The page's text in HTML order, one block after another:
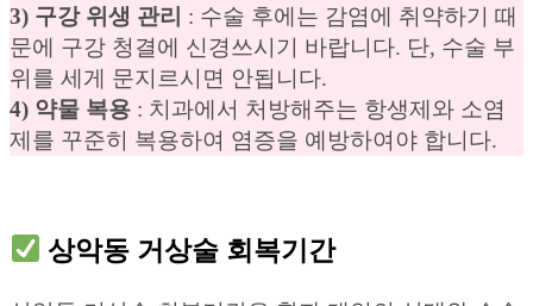
3) 구강 위생 관리 : 수술 후에는 감염에 취약하기 때
문에 구강 청결에 신경쓰시기 바랍니다. 단, 수술 부
위를 세게 문지르시면 안됩니다.
4) 약물 복용 : 치과에서 처방해주는 항생제와 소염
제를 꾸준히 복용하여 염증을 예방하여야 합니다.
상악동 거상술 회복기간